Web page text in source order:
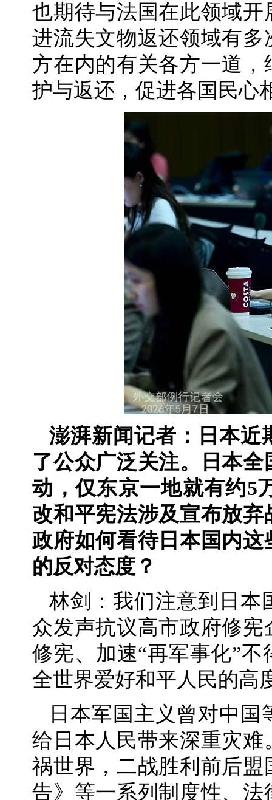
也期待与法国在此领域
进流失文物返还领域有
方在内的有关各方一道
护与返还，促进各国民心
澎湃新闻记者：日本近
了公众广泛关注。日本
动，仅东京一地就有约5
改和平宪法涉及宣布放
政府如何看待日本国内
的反对态度？
林剑：我们注意到日本
众发声抗议高市政府修
修宪、加速“再军事化”
全世界爱好和平人民的高
日本军国主义曾对中
给日本人民带来深重灾
祸世界，二战胜利前后
告》等一系列制度性、